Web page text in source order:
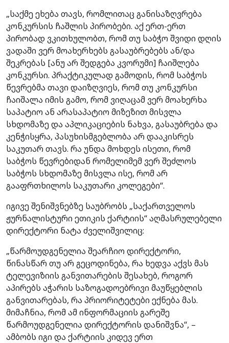
„საქმე ეხება თავს, რომლითაც განისაზღვრება
კონკურსის ჩაშლის პირობები. აქ ერთ-ერთ
პირობად ვკითხულობთ, რომ თუ საბჭო შვიდი დღის
ვადაში ვერ მოახერხებს გასაუბრებებს ან/და
შეკრებას [ანუ არ შედგება კვორუმი] ჩაიშლება
კონკურსი. პრაქტიკულად გამოდის, რომ საბჭოს
წევრებმა თავი დაიზღვიეს, რომ თუ კონკურსი
ჩაიშალა იმის გამო, რომ ვიღაცამ ვერ მოახერხა
საპატიო ან არასაპატიო მიზეზით მისვლა
სხდომაზე და აპლიკაციების ნახვა, გასაუბრება და
კენჭისყრა, პასუხისმგებლობა არ დააკისრეს
საკუთარ თავს. რა უნდა მოხდეს ისეთი, რომ
საბჭოს წევრებიდან რომელიმემ ვერ შეძლოს
საბჭოს სხდომაზე მისვლა ისე, რომ არ
გააფრთხილოს საკუთარი კოლეგები“.
იგივე შენიშვნებზე საუბრობს „საქართველოს
ჟურნალისტური ეთიკის ქარტიის“ აღმასრულებელი
დირექტორი ნატა ძველიშვილიც:
„წარმოუდგენელია შეარჩიო დირექტორი,
წინასწარ თუ არ გეცოდინება, რა ხედვა აქვს მას
ტელევიზიის განვითარების შესახებ, როგორ
აპირებს აჭარის საზოგადოებრივი მაუწყებლის
განვითარებას, რა პრიორიტეტები ექნება მას.
მიმაჩნია, რომ ამ ინფორმაციის გარეშე
წარმოუდგენელია დირექტორის დანიშვნა“, –
ამბობს იგი და ქარტიის კიდევ ერთ